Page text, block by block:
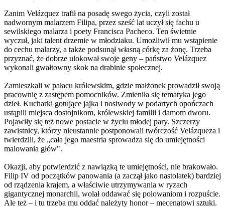
Zanim Velázquez trafił na posadę swego życia, czyli został
nadwornym malarzem Filipa, przez sześć lat uczył się fachu u
sewilskiego malarza i poety Francisca Pacheco. Ten świetnie
wyczuł, jaki talent drzemie w młodziaku. Umożliwił mu wstąpienie
do cechu malarzy, a także podsunął własną córkę za żonę. Trzeba
przyznać, że dobrze ulokował swoje geny – państwo Velázquez
wykonali gwałtowny skok na drabinie społecznej.
Zamieszkali w pałacu królewskim, gdzie małżonek prowadził swoją
pracownię z zastępem pomocników. Zmieniła się tematyka jego
dzieł. Kucharki gotujące jajka i nosiwody w podartych opończach
ustąpili miejsca dostojnikom, królewskiej familii i damom dworu.
Pojawiły się też nowe postacie w życiu młodej pary. Szczerzy
zawistnicy, którzy nieustannie postponowali twórczość Velázqueza i
twierdzili, że „cała jego maestria sprowadza się do umiejętności
malowania głów".
Okazji, aby potwierdzić z nawiązką te umiejętności, nie brakowało.
Filip IV od początków panowania (a zaczął jako nastolatek) bardziej
od rządzenia krajem, a właściwie utrzymywania w ryzach
gigantycznej monarchii, wolał oddawać się polowaniom i rozpuście.
Ale też – i tu trzeba mu oddać należyty honor – mecenatowi sztuki.